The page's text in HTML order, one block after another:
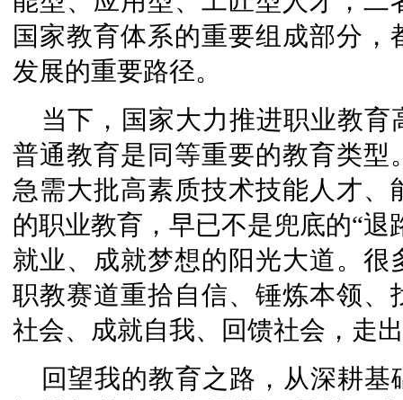
国家教育体系的重要组成部分
发展的重要路径。
当下，国家大力推进职业教
普通教育是同等重要的教育类
急需大批高素质技术技能人才
的职业教育，早已不是兜底的“
就业、成就梦想的阳光大道。
职教赛道重拾自信、锤炼本领
社会、成就自我、回馈社会，走
回望我的教育之路，从深耕